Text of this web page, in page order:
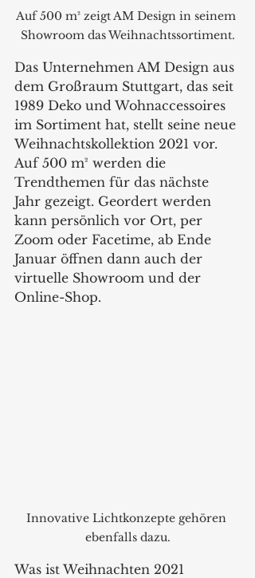
Auf 500 m² zeigt AM Design in seinem
Showroom das Weihnachtssortiment.
Das Unternehmen AM Design aus
dem Großraum Stuttgart, das seit
1989 Deko und Wohnaccessoires
im Sortiment hat, stellt seine neue
Weihnachtskollektion 2021 vor.
Auf 500 m² werden die
Trendthemen für das nächste
Jahr gezeigt. Geordert werden
kann persönlich vor Ort, per
Zoom oder Facetime, ab Ende
Januar öffnen dann auch der
virtuelle Showroom und der
Online-Shop.
Innovative Lichtkonzepte gehören
ebenfalls dazu.
Was ist Weihnachten 2021